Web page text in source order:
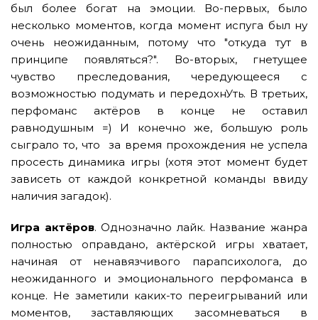
был более богат на эмоции. Во-первых, было
несколько моментов, когда момент испуга был ну
очень неожиданным, потому что "откуда тут в
принципе появляться?". Во-вторых, гнетущее
чувство преследования, чередующееся с
возможностью подумать и передохнУть. В третьих,
перфоманс актёров в конце не оставил
равнодушным =) И конечно же, большую роль
сыграло то, что за время прохождения не успела
просесть динамика игры (хотя этот момент будет
зависеть от каждой конкретной команды ввиду
наличия загадок).
Игра актёров. Однозначно лайк. Название жанра
полностью оправдано, актёрской игры хватает,
начиная от ненавязчивого парапсихолога, до
неожиданного и эмоционального перфоманса в
конце. Не заметили каких-то переигрываний или
моментов, заставляющих засомневаться в